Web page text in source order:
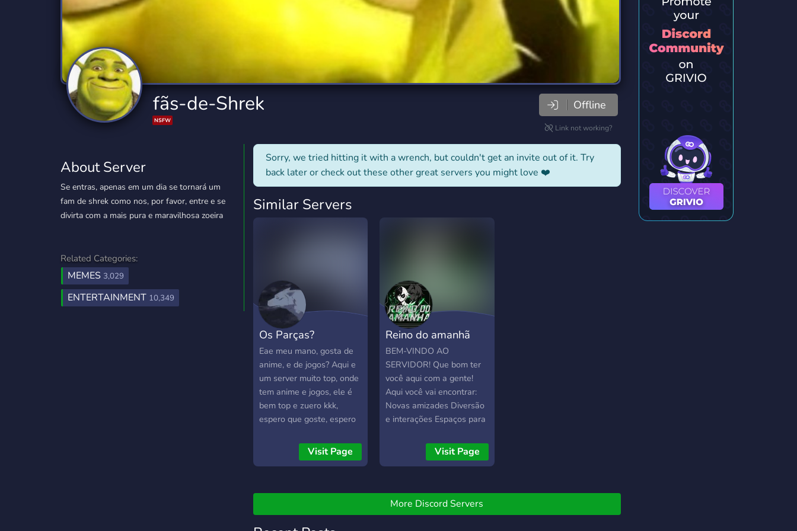
Technology
2,840 Servers
Tournaments Travel
Twitch
359 Servers 1,156 Servers 233 Servers
YouTube
852 Servers
YouTuber
3,011 Servers
fãs-de-Shrek
NSFW
Offline
Link not working?
About Server
Se entras, apenas em um dia se tornará um
fam de shrek como nos, por favor, entre e se
divirta com a mais pura e maravilhosa zoeira
Related Categories:
MEMES 3,029
ENTERTAINMENT 10,349
Sorry, we tried hitting it with a wrench, but couldn't get an invite out of it. Try
back later or check out these other great servers you might love ❤️
Similar Servers
Os Parças?
Eae meu mano, gosta de
anime, e de jogos? Aqui e
um server muito top, onde
tem anime e jogos, ele é
bem top e zuero kkk,
espero que goste, espero
Visit Page
Reino do amanhã
BEM-VINDO AO
SERVIDOR! Que bom ter
você aqui com a gente!
Aqui você vai encontrar:
Novas amizades Diversão
e interações Espaços para
criações Antes de
começar: Verifique os
comunidade ainda mais
especial. Seja muito bem-
Visit Page
More Discord Servers